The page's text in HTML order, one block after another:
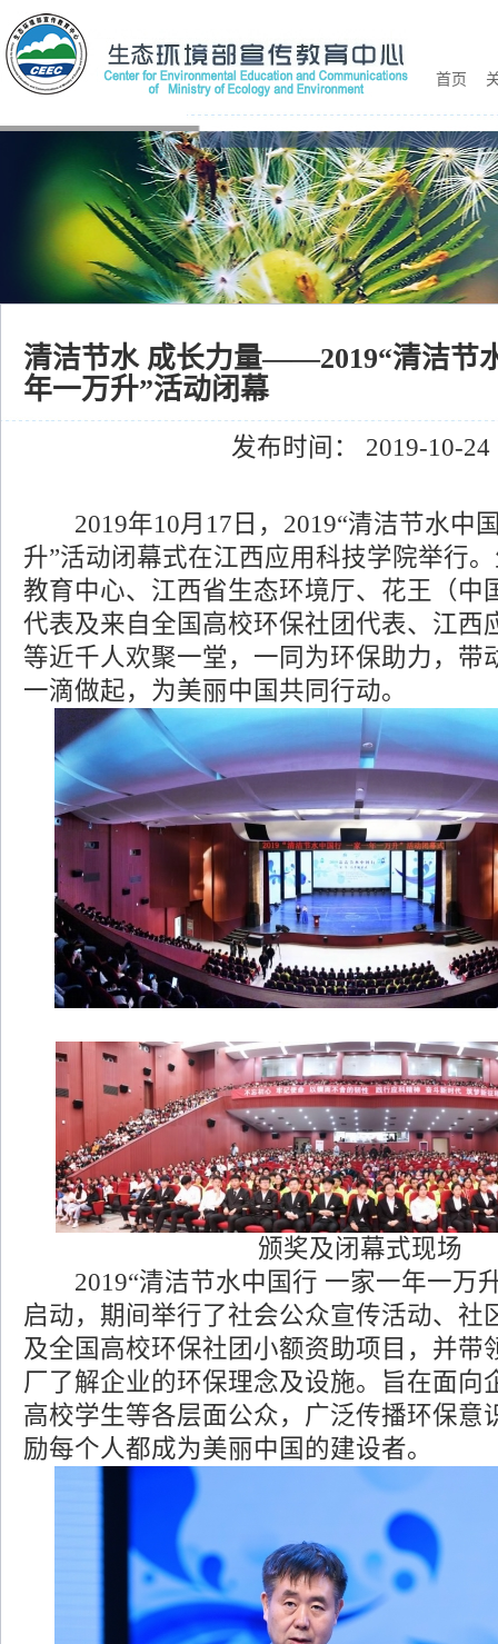
首页
清洁节水 成长力量——2019“清洁节
年一万升”活动闭幕
发布时间： 2019-10-24
2019年10月17日，2019“清洁节水中
升”活动闭幕式在江西应用科技学院举行
教育中心、江西省生态环境厅、花王（中
代表及来自全国高校环保社团代表、江西
等近千人欢聚一堂，一同为环保助力，带
一滴做起，为美丽中国共同行动。
颁奖及闭幕式现场
2019“清洁节水中国行 一家一年一万
启动，期间举行了社会公众宣传活动、社
及全国高校环保社团小额资助项目，并带
厂了解企业的环保理念及设施。旨在面向
高校学生等各层面公众，广泛传播环保意
励每个人都成为美丽中国的建设者。